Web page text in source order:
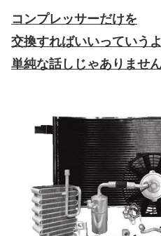
コンプレッサーだけを
交換すればいいっていう
単純な話しじゃありませ